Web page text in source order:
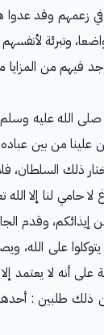
في زعمهم وقد عدوا
وتبرئة
فيهم من
صلى الله عليه
علينا من بين
ذلك السلطان،
لنا إلا الله
وقدم
على الله،
على أنه لا يعتمد
ذلك طلبين :